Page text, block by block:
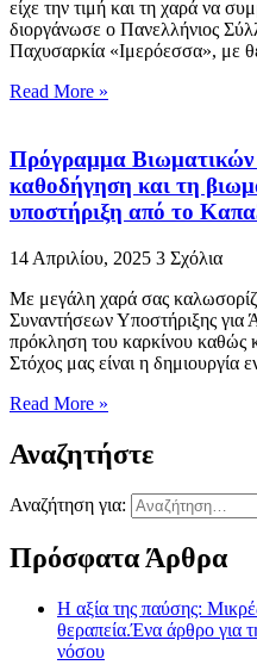
είχε την τιμή και τη χαρά να
διοργάνωσε ο Πανελλήνιος
Παχυσαρκία «Ιμερόεσσα», με
Read More »
Πρόγραμμα Βιωματικών
καθοδήγηση και τη
υποστήριξη από το
14 Απριλίου, 2025 3 Σχόλια
Με μεγάλη χαρά σας
Συναντήσεων Υποστήριξης για
πρόκληση του καρκίνου
Στόχος μας είναι η δημιουργία
Read More »
Αναζητήστε
Αναζήτηση για:
Πρόσφατα Άρθρα
Η αξία της παύσης:
θεραπεία.Ένα άρθρο για
νόσου